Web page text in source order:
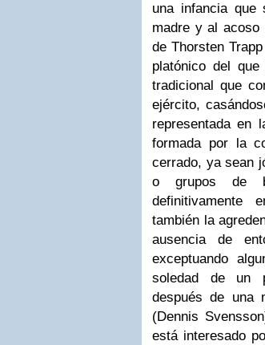
una infancia
madre y al acoso
deThorsten
platónico del
tradicional que
ejército,
representada en
formada por la
cerrado, ya sean
o grupos de
definitivamente
también la
ausencia de
exceptuando
soledad de un
después de una
(Dennis
está interesado